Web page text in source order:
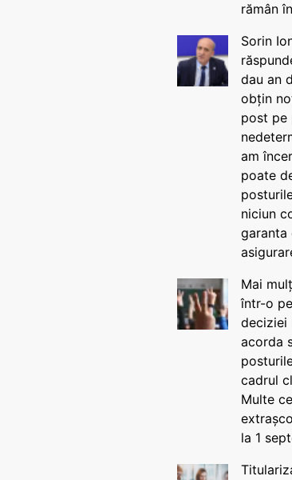
rămân
Sorin
dau an
obțin
post pe
am
poate
niciun
garanta
Mai
într-o
deciziei
acorda
cadrul
Multe
la 1